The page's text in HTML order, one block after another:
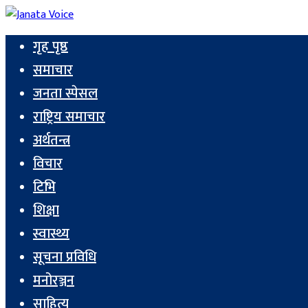
गृह पृष्ठ
समाचार
जनता स्पेसल
राष्ट्रिय समाचार
अर्थतन्त्र
विचार
टिभि
शिक्षा
स्वास्थ्य
सूचना प्रविधि
मनोरञ्जन